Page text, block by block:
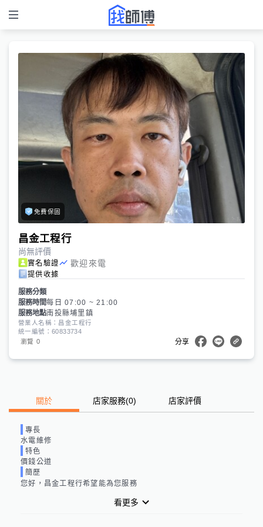
免費保固
昌金工程行
尚無評價
實名驗證 歡迎來電
提供收據
服務分類
服務時間每日 07:00 ~ 21:00
服務地點南投縣埔里鎮
營業人名稱：昌金工程行
統一編號：60833734
瀏覽 0 分享
關於 店家服務(0) 店家評價
專長
水電維修
特色
價錢公道
簡歷
您好，昌金工程行希望能為您服務
看更多